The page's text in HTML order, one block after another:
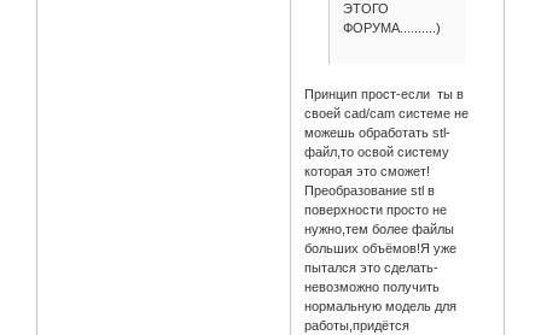
ЭТОГО
ФОРУМА..........)
Принцип прост-если ты в
своей cad/cam системе не
можешь обработать stl-
файл,то освой систему
которая это сможет!
Преобразование stl в
поверхности просто не
нужно,тем более файлы
больших объёмов!Я уже
пытался это сделать-
невозможно получить
нормальную модель для
работы,придётся